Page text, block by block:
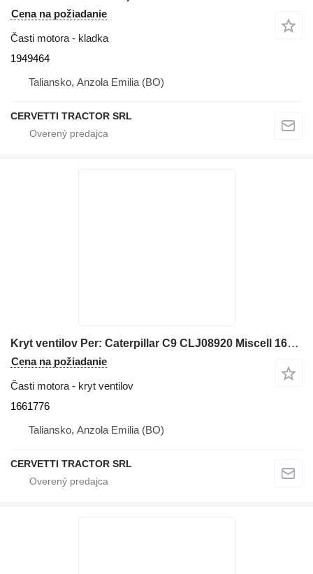
Cena na požiadanie
Časti motora - kladka
1949464
Taliansko, Anzola Emilia (BO)
CERVETTI TRACTOR SRL
Kryt ventilov Per: Caterpillar C9 CLJ08920 Miscell 1661776 na stavebného stroja Caterpillar
Cena na požiadanie
Časti motora - kryt ventilov
1661776
Taliansko, Anzola Emilia (BO)
CERVETTI TRACTOR SRL